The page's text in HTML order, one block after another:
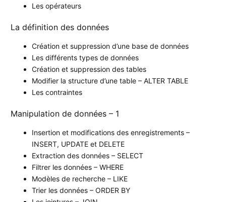
Les opérateurs
La définition des données
Création et suppression d’une base de données
Les différents types de données
Création et suppression des tables
Modifier la structure d’une table – ALTER TABLE
Les contraintes
Manipulation de données – 1
Insertion et modifications des enregistrements –
INSERT, UPDATE et DELETE
Extraction des données – SELECT
Filtrer les données – WHERE
Modèles de recherche – LIKE
Trier les données – ORDER BY